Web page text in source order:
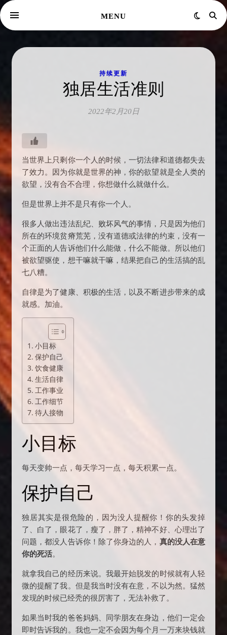
MENU
持续更新
独居生活准则
2022年2月20日
当世界上只剩你一个人的时候，一切法律和道德都失去
了效力。因为你就是世界的神，你的欲望就是全人类的
欲望，没有合不合理，你想做什么就做什么。
但是世界上并不是只有你一个人。
很多人做出违法乱纪、败坏风气的事情，只是因为他们
所在的环境贫瘠荒芜，没有道德或法律的约束，没有一
个正面的人告诉他们什么能做，什么不能做。所以他们
被欲望驱使，想干嘛就干嘛，结果把自己的生活搞的乱
七八糟。
自律是为了健康、积极的生活，以及不断进步带来的成
就感。加油。
小目标
保护自己
饮食健康
生活自律
工作事业
工作细节
待人接物
小目标
每天变帅一点，每天学习一点，每天积累一点。
保护自己
独居其实是很危险的，因为没人提醒你！你的头发掉
了、白了，眼花了，瘦了，胖了，精神不好、心理出了
问题，都没人告诉你！除了你身边的人， 真的没人在意
你的死活。
就拿我自己的经历来说。我最开始脱发的时候就有人轻
微的提醒了我。但是我当时没有在意，不以为然。猛然
发现的时候已经秃的很厉害了，无法补救了。
如果当时我的爸爸妈妈、同学朋友在身边，他们一定会
即时告诉我的。我也一定不会因为每个月一万来块钱就